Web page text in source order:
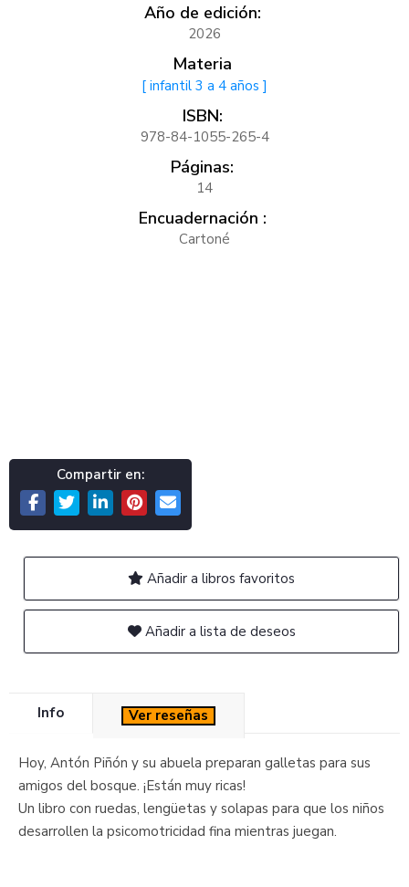
Año de edición:
2026
Materia
[ infantil 3 a 4 años ]
ISBN:
978-84-1055-265-4
Páginas:
14
Encuadernación :
Cartoné
Compartir en:
Añadir a libros favoritos
Añadir a lista de deseos
Info Ver reseñas
Hoy, Antón Piñón y su abuela preparan galletas para sus
amigos del bosque. ¡Están muy ricas!
Un libro con ruedas, lengüetas y solapas para que los niños
desarrollen la psicomotricidad fina mientras juegan.